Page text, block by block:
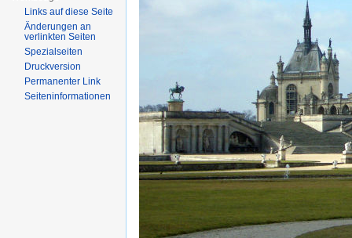
Links auf diese Seite
Änderungen an
verlinkten Seiten
Spezialseiten
Druckversion
Permanenter Link
Seiteninformationen